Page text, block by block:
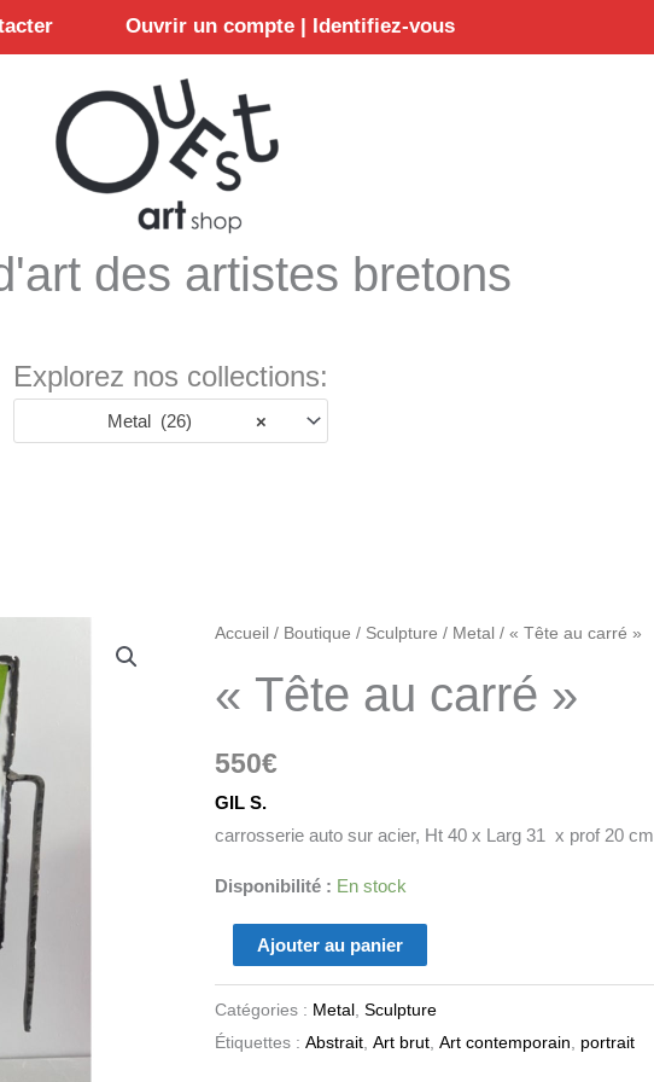
Ouvrir un compte | Identifiez-vous
des artistes bretons
Explorez nos collections:
×
Metal (26)
Accueil / Boutique / Sculpture / Metal / « Tête au carré »
« Tête au carré »
550€
GIL S.
carrosserie auto sur acier, Ht 40 x Larg 31 x prof 20 cm
Disponibilité : En stock
quantité
"Tête
carré"
Ajouter au panier
Catégories : Metal
Sculpture
Étiquettes : Abstrait Art brut Art contemporain portrait